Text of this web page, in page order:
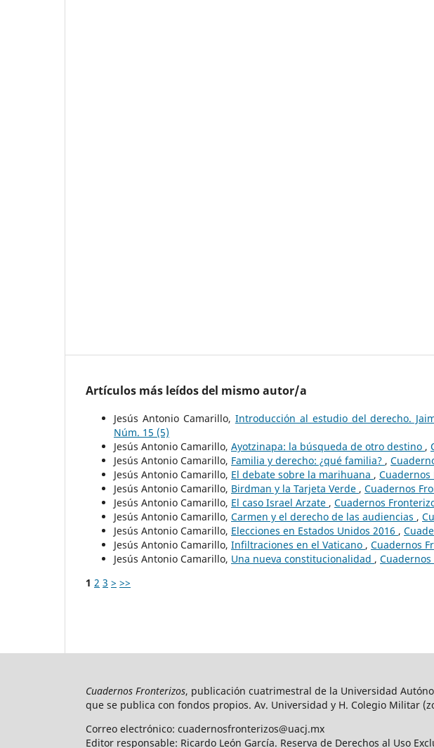
Artículos más leídos del mismo autor/a
Jesús Antonio Camarillo, Introducción al estudio del derecho.
Núm. 15 (5)
Jesús Antonio Camarillo, Ayotzinapa: la búsqueda de otro destino ,
Jesús Antonio Camarillo, Familia y derecho: ¿qué familia? ,
Jesús Antonio Camarillo, El debate sobre la marihuana , Cuadernos
Jesús Antonio Camarillo, Birdman y la Tarjeta Verde , Cuadernos
Jesús Antonio Camarillo, El caso Israel Arzate , Cuadernos
Jesús Antonio Camarillo, Carmen y el derecho de las audiencias ,
Jesús Antonio Camarillo, Elecciones en Estados Unidos 2016 ,
Jesús Antonio Camarillo, Infiltraciones en el Vaticano , Cuadernos
Jesús Antonio Camarillo, Una nueva constitucionalidad ,
1 2 3 > >>
Cuadernos Fronterizos, publicación cuatrimestral de la Universidad
que se publica con fondos propios. Av. Universidad y H. Colegio Militar
Correo electrónico: cuadernosfronterizos@uacj.mx
Editor responsable: Ricardo León García. Reserva de Derechos al Uso